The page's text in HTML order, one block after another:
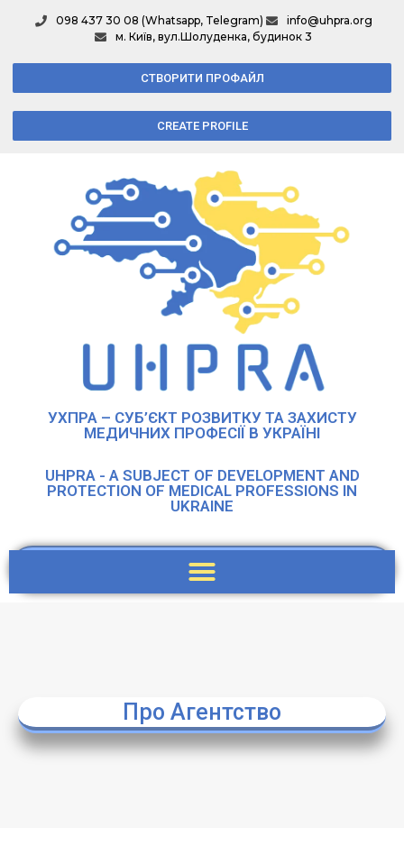
098 437 30 08 (Whatsapp, Telegram)
info@uhpra.org
м. Київ, вул.Шолуденка, будинок 3
СТВОРИТИ ПРОФАЙЛ
CREATE PROFILE
УХПРА – СУБ’ЄКТ РОЗВИТКУ ТА ЗАХИСТУ
МЕДИЧНИХ ПРОФЕСІЇ В УКРАЇНІ
UHPRA - A SUBJECT OF DEVELOPMENT AND
PROTECTION OF MEDICAL PROFESSIONS IN
UKRAINE
Про Агентство